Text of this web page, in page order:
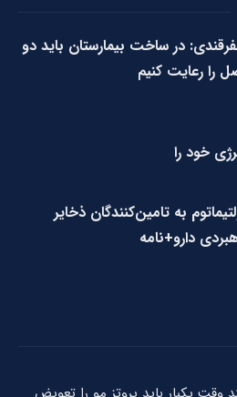
در ساخت بیمارستان باید دو
را رعایت کنیم
خود را
به تامین‌کنندگان ذخایر
دارو+نامه